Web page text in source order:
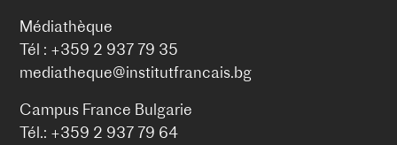
Médiathèque
Tél : +359 2 937 79 35
mediatheque@institutfrancais.bg
Campus France Bulgarie
Tél.: +359 2 937 79 64